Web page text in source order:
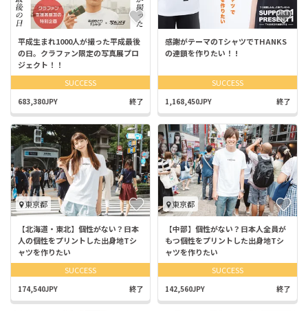
平成生まれ1000人が撮った平成最後
の日。クラファン限定の写真展プロ
ジェクト！！
SUCCESS
683,380JPY 終了
感謝がテーマのTシャツでTHANKS
の連鎖を作りたい！ !
SUCCESS
1,168,450JPY 終了
東京都
【北海道・東北】個性がない？日本
人の個性をプリントした出身地Tシ
ャツを作りたい
SUCCESS
174,540JPY 終了
東京都
【中部】個性がない？日本人全員が
もつ個性をプリントした出身地Tシ
ャツを作りたい
SUCCESS
142,560JPY 終了